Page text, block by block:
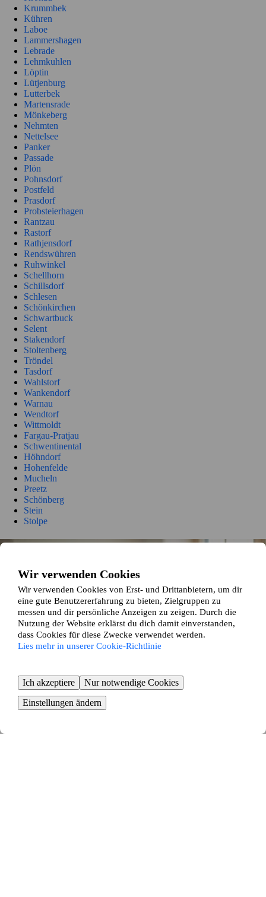
Wir verwenden Cookies
Wir verwenden Cookies von Erst- und Drittanbietern, um dir
eine gute Benutzererfahrung zu bieten, Zielgruppen zu
messen und dir persönliche Anzeigen zu zeigen. Durch die
Nutzung der Website erklärst du dich damit einverstanden,
dass Cookies für diese Zwecke verwendet werden.
Lies mehr in unserer Cookie-Richtlinie
Ich akzeptiere
Nur notwendige Cookies
Einstellungen ändern
Krummbek
Kühren
Laboe
Lammershagen
Lebrade
Lehmkuhlen
Löptin
Lütjenburg
Lutterbek
Martensrade
Mönkeberg
Nehmten
Nettelsee
Panker
Passade
Plön
Pohnsdorf
Postfeld
Prasdorf
Probsteierhagen
Rantzau
Rastorf
Rathjensdorf
Rendswühren
Ruhwinkel
Schellhorn
Schillsdorf
Schlesen
Schönkirchen
Schwartbuck
Selent
Stakendorf
Stoltenberg
Tröndel
Tasdorf
Wahlstorf
Wankendorf
Warnau
Wendtorf
Wittmoldt
Fargau-Pratjau
Schwentinental
Höhndorf
Hohenfelde
Mucheln
Preetz
Schönberg
Stein
Stolpe
So funktioniert es
Wir gleichen dein Zuhause und deine Wünsche mit den Angaben
unserer anderen Wohnungstauschenden ab und präsentieren dir
passende Tauschvorschläge die auf deinen Vorlieben basieren.
Erstelle deine Anzeige